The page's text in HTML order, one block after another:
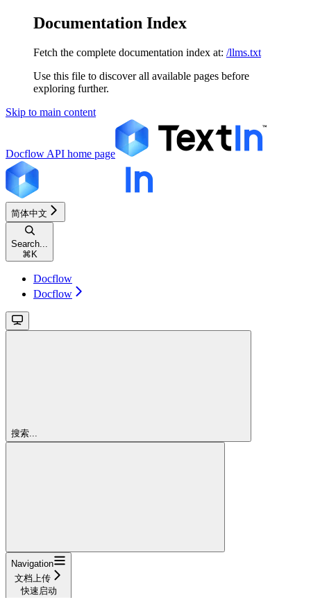
Documentation Index
Fetch the complete documentation index at: /llms.txt
Use this file to discover all available pages before
exploring further.
Skip to main content
Docflow API home page
简体中文
Search...
⌘ K
Docflow
Docflow
搜索...
Navigation
文档上传
快速启动